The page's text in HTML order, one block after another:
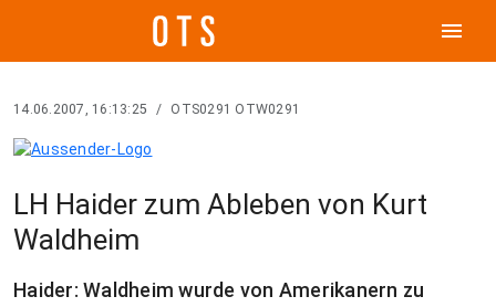
menu
14.06.2007, 16:13:25 / OTS0291 OTW0291
LH Haider zum Ableben von Kurt
Waldheim
Haider: Waldheim wurde von Amerikanern zu